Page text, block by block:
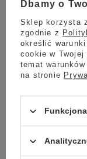
czyli dokładnie
SPOSÓB
W ekspresie
do dzbanka
po
parowej.
gęstnieje.
należy
W naczyniu
Dbamy o
Sklep korzysta
zgodnie z
określić
cookie w
temat
na stronie